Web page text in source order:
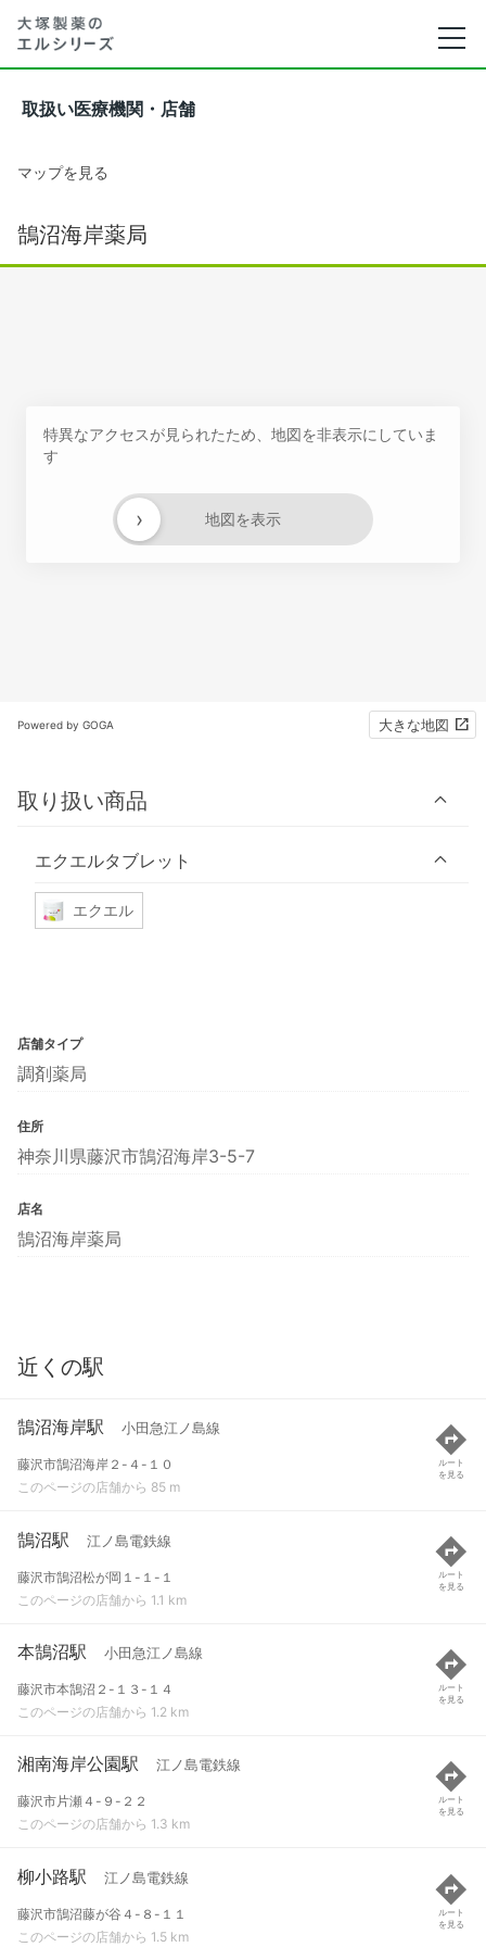
取扱い医療機関・店舗
マップを見る
鵠沼海岸薬局
特異なアクセスが見られたため、地図を非表示にしていま
す
地図を表示
›
Powered by GOGA 大きな地図
取り扱い商品
エクエルタブレット
エクエル
店舗タイプ
調剤薬局
住所
神奈川県藤沢市鵠沼海岸3-5-7
店名
鵠沼海岸薬局
近くの駅
鵠沼海岸駅 小田急江ノ島線
藤沢市鵠沼海岸２-４-１０
このページの店舗から 85 m
ルート
を見る
鵠沼駅 江ノ島電鉄線
藤沢市鵠沼松が岡１-１-１
このページの店舗から 1.1 km
ルート
を見る
本鵠沼駅 小田急江ノ島線
藤沢市本鵠沼２-１３-１４
このページの店舗から 1.2 km
ルート
を見る
湘南海岸公園駅 江ノ島電鉄線
藤沢市片瀬４-９-２２
このページの店舗から 1.3 km
ルート
を見る
柳小路駅 江ノ島電鉄線
藤沢市鵠沼藤が谷４-８-１１
このページの店舗から 1.5 km
ルート
を見る